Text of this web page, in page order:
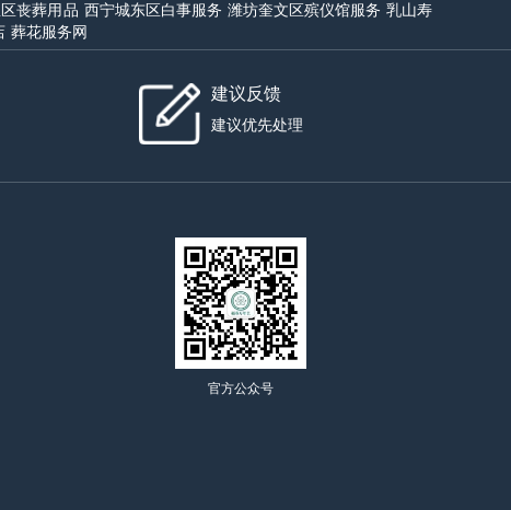
丧葬用品 西宁城东区白事服务 潍坊奎文区殡仪馆服务 乳山寿
葬花服务网
建议反馈
建议优先处理
官方公众号